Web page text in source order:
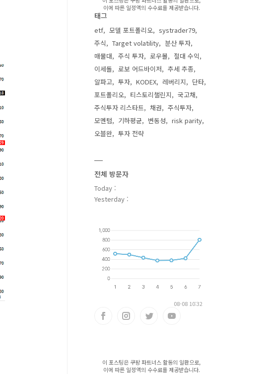
이에 따른 일정액의 수수료를 제공받습니다.
태그
etf 모델 포트폴리오
systrader79
주식
Target volatility
분산 투자
매물대
주식 투자 로우볼
절대 수익
이세돌
로보 어드바이저
추세 추종
알파고
투자 KODEX 레버리지
단타
포트폴리오
티스토리챌린지
국고채
주식투자 리스타트
채권
주식투자
모멘텀
기하평균 변동성
risk parity
오블완
투자 전략
전체 방문자
Today :
Yesterday :
08-08 10:32
이 포스팅은 쿠팡 파트너스 활동의 일환으로,
이에 따른 일정액의 수수료를 제공받습니다.